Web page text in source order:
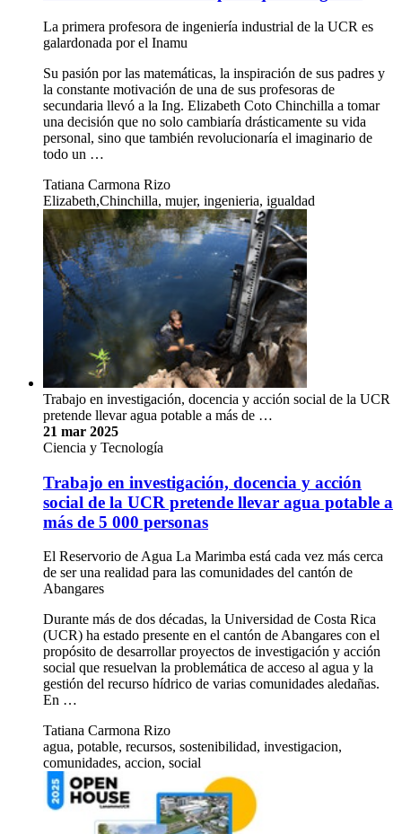
La primera profesora de ingeniería industrial de la UCR es
galardonada por el Inamu
Su pasión por las matemáticas, la inspiración de sus padres y
la constante motivación de una de sus profesoras de
secundaria llevó a la Ing. Elizabeth Coto Chinchilla a tomar
una decisión que no solo cambiaría drásticamente su vida
personal, sino que también revolucionaría el imaginario de
todo un …
Tatiana Carmona Rizo
Elizabeth,Chinchilla, mujer, ingenieria, igualdad
Trabajo en investigación, docencia y acción social de la UCR
pretende llevar agua potable a más de …
21 mar 2025
Ciencia y Tecnología
Trabajo en investigación, docencia y acción
social de la UCR pretende llevar agua potable a
más de 5 000 personas
El Reservorio de Agua La Marimba está cada vez más cerca
de ser una realidad para las comunidades del cantón de
Abangares
Durante más de dos décadas, la Universidad de Costa Rica
(UCR) ha estado presente en el cantón de Abangares con el
propósito de desarrollar proyectos de investigación y acción
social que resuelvan la problemática de acceso al agua y la
gestión del recurso hídrico de varias comunidades aledañas.
En …
Tatiana Carmona Rizo
agua, potable, recursos, sostenibilidad, investigacion,
comunidades, accion, social